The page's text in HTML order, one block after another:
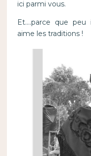
ici parmi vous.
Et….parce que
aime les traditions !